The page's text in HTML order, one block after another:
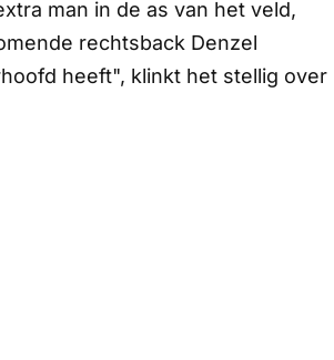
man in de as van het veld,
rechtsback Denzel
heeft", klinkt het stellig over